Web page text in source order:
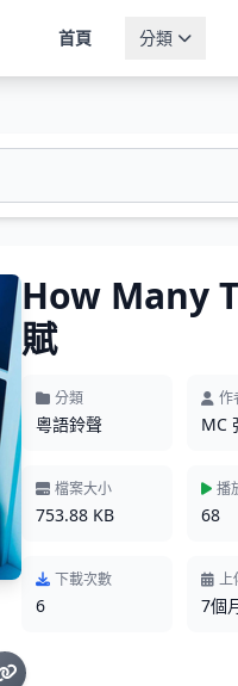
首頁 分類
How Many
賦
分類
粵語鈴聲
作
MC
檔案大小
753.88 KB
播
68
下載次數
6
上
7個